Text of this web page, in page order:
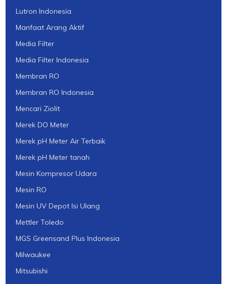
Lutron Indonesia
Manfaat Arang Aktif
Media Filter
Media Filter Indonesia
Membran RO
Membran RO Indonesia
Mencari Ziolit
Merek DO Meter
Merek pH Meter Air Terbaik
Merek pH Meter tanah
Mesin Kompresor Udara
Mesin RO
Mesin UV Depot Isi Ulang
Mettler Toledo
MGS Greensand Plus Indonesia
Milwaukee
Mitsubishi